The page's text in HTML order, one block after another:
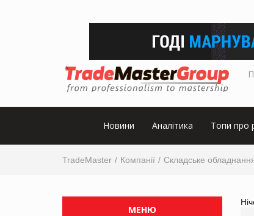
Новини Аналітика Топи про
TradeMaster Компанії Складське
МЕНЮ